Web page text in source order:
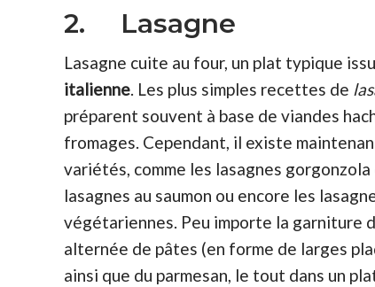
2. Lasagne
Lasagne cuite au four, un plat typique
italienne. Les plus simples recettes de
préparent souvent à base de viandes
fromages. Cependant, il existe
variétés, comme les lasagnes gorgonzola
lasagnes au saumon ou encore les
végétariennes. Peu importe la garniture
alternée de pâtes (en forme de larges
ainsi que du parmesan, le tout dans un